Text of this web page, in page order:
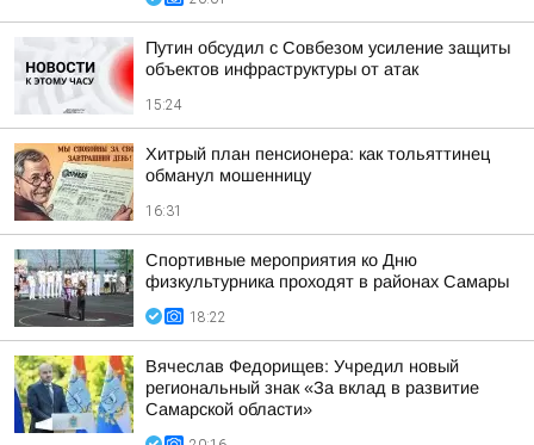
Путин обсудил с Совбезом усиление защиты
объектов инфраструктуры от атак
15:24
Хитрый план пенсионера: как тольяттинец
обманул мошенницу
16:31
Спортивные мероприятия ко Дню
физкультурника проходят в районах Самары
18:22
Вячеслав Федорищев: Учредил новый
региональный знак «За вклад в развитие
Самарской области»